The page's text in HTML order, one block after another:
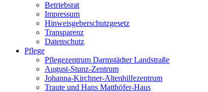
Betriebsrat
Impressum
Hinweisgeberschutzgesetz
Transparenz
Datenschutz
Pflege
Pflegezentrum Darmstädter Landstraße
August-Stunz-Zentrum
Johanna-Kirchner-Altenhilfezentrum
Traute und Hans Matthöfer-Haus